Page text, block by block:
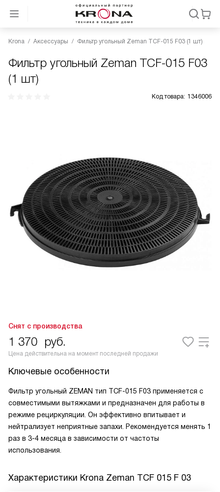
Krona Аксессуары Фильтр угольный Zeman TCF-015 F03 (1 шт)
Фильтр угольный Zeman TCF-015 F03
(1 шт)
Код товара: 1346006
Снят с производства
1 370 руб.
Цена действительна на момент последней продажи
Ключевые особенности
Фильтр угольный ZEMAN тип TCF-015 F03 применяется c
совместимыми вытяжками и предназначен для работы в
режиме рециркуляции. Он эффективно впитывает и
нейтрализует неприятные запахи. Рекомендуется менять 1
раз в 3-4 месяца в зависимости от частоты
использования.
Характеристики Krona Zeman TCF 015 F 03